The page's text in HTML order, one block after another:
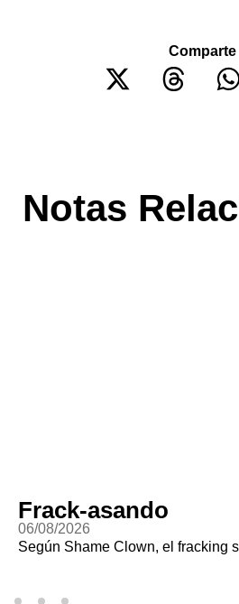
Comparte
Notas
Frack-asando
06/08/2026
Según Shame Clown, el fracking